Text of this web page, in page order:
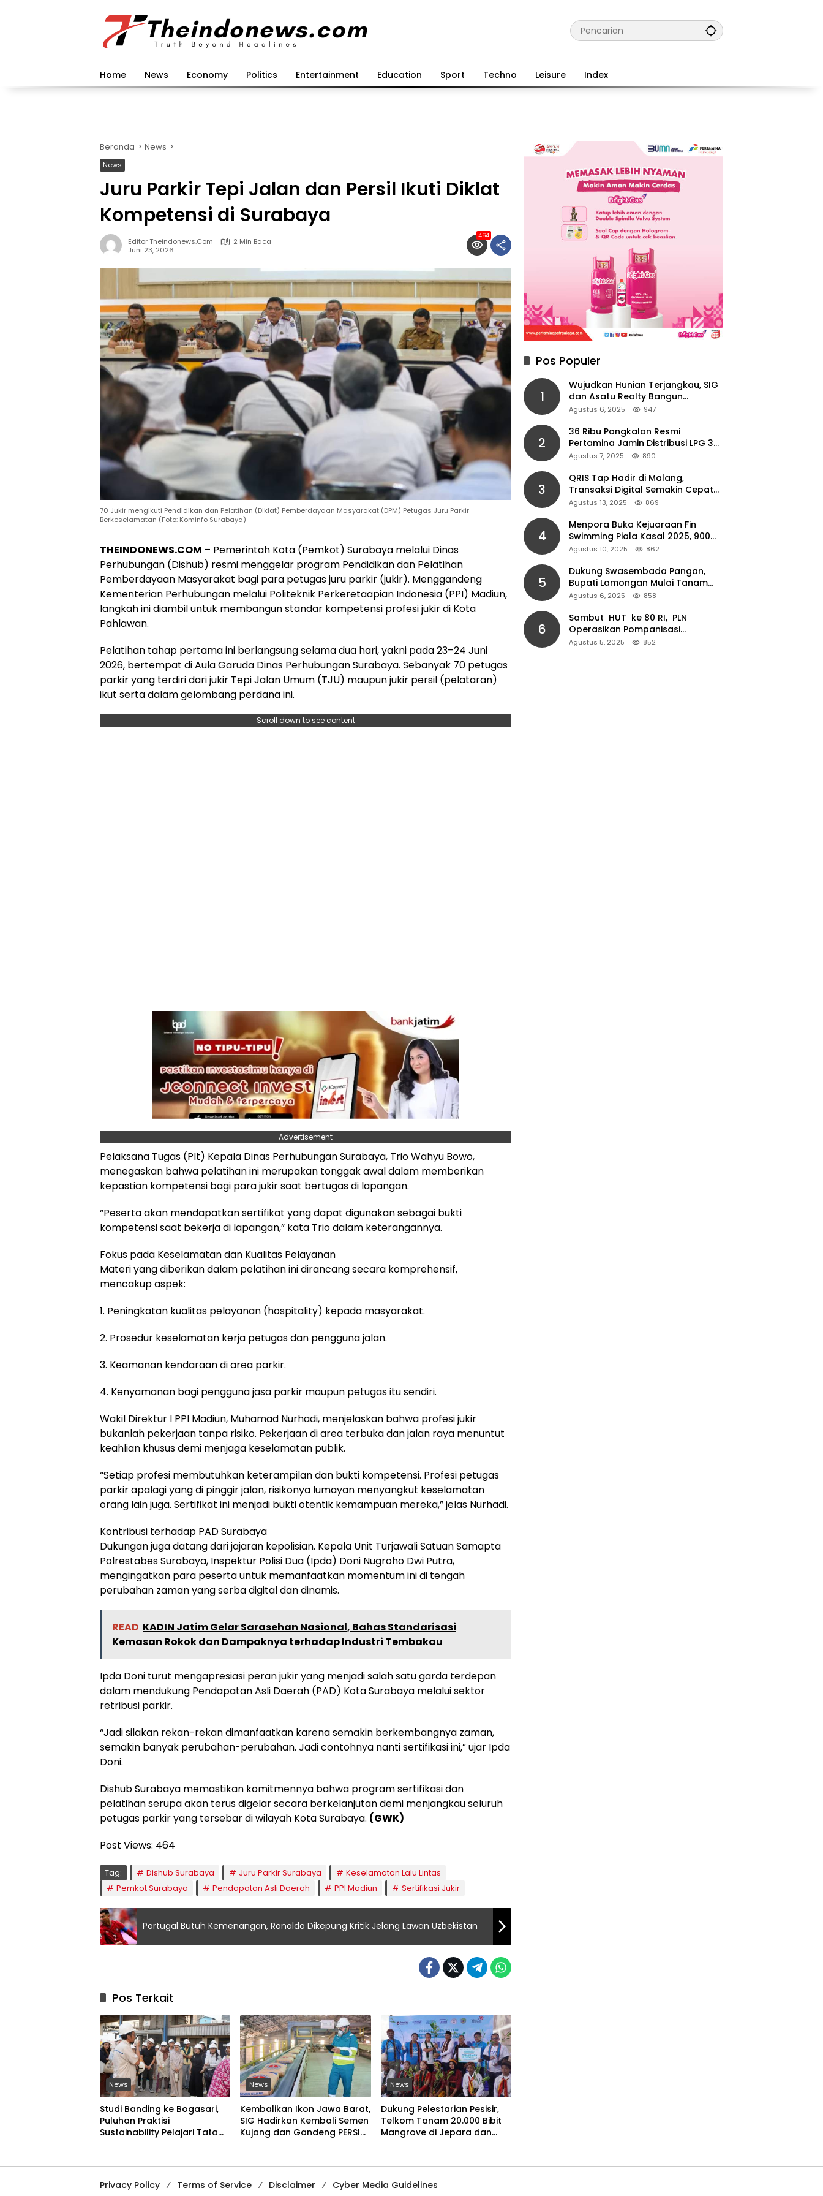
Home News Economy Politics Entertainment Education Sport Techno Leisure Index
Beranda News
News
Juru Parkir Tepi Jalan dan Persil Ikuti Diklat
Kompetensi di Surabaya
Editor Theindonews.com
2 Min Baca
Juni 23, 2026
464
70 Jukir mengikuti Pendidikan dan Pelatihan (Diklat) Pemberdayaan Masyarakat (DPM) Petugas Juru Parkir
Berkeselamatan (Foto: Kominfo Surabaya)
THEINDONEWS.COM – Pemerintah Kota (Pemkot) Surabaya melalui Dinas
Perhubungan (Dishub) resmi menggelar program Pendidikan dan Pelatihan
Pemberdayaan Masyarakat bagi para petugas juru parkir (jukir). Menggandeng
Kementerian Perhubungan melalui Politeknik Perkeretaapian Indonesia (PPI) Madiun,
langkah ini diambil untuk membangun standar kompetensi profesi jukir di Kota
Pahlawan.
Pelatihan tahap pertama ini berlangsung selama dua hari, yakni pada 23–24 Juni
2026, bertempat di Aula Garuda Dinas Perhubungan Surabaya. Sebanyak 70 petugas
parkir yang terdiri dari jukir Tepi Jalan Umum (TJU) maupun jukir persil (pelataran)
ikut serta dalam gelombang perdana ini.
Scroll down to see content
Advertisement
Pelaksana Tugas (Plt) Kepala Dinas Perhubungan Surabaya, Trio Wahyu Bowo,
menegaskan bahwa pelatihan ini merupakan tonggak awal dalam memberikan
kepastian kompetensi bagi para jukir saat bertugas di lapangan.
“Peserta akan mendapatkan sertifikat yang dapat digunakan sebagai bukti
kompetensi saat bekerja di lapangan,” kata Trio dalam keterangannya.
Fokus pada Keselamatan dan Kualitas Pelayanan
Materi yang diberikan dalam pelatihan ini dirancang secara komprehensif,
mencakup aspek:
1. Peningkatan kualitas pelayanan (hospitality) kepada masyarakat.
2. Prosedur keselamatan kerja petugas dan pengguna jalan.
3. Keamanan kendaraan di area parkir.
4. Kenyamanan bagi pengguna jasa parkir maupun petugas itu sendiri.
Wakil Direktur I PPI Madiun, Muhamad Nurhadi, menjelaskan bahwa profesi jukir
bukanlah pekerjaan tanpa risiko. Pekerjaan di area terbuka dan jalan raya menuntut
keahlian khusus demi menjaga keselamatan publik.
“Setiap profesi membutuhkan keterampilan dan bukti kompetensi. Profesi petugas
parkir apalagi yang di pinggir jalan, risikonya lumayan menyangkut keselamatan
orang lain juga. Sertifikat ini menjadi bukti otentik kemampuan mereka,” jelas Nurhadi.
Kontribusi terhadap PAD Surabaya
Dukungan juga datang dari jajaran kepolisian. Kepala Unit Turjawali Satuan Samapta
Polrestabes Surabaya, Inspektur Polisi Dua (Ipda) Doni Nugroho Dwi Putra,
mengingatkan para peserta untuk memanfaatkan momentum ini di tengah
perubahan zaman yang serba digital dan dinamis.
READ KADIN Jatim Gelar Sarasehan Nasional, Bahas Standarisasi
Kemasan Rokok dan Dampaknya terhadap Industri Tembakau
Ipda Doni turut mengapresiasi peran jukir yang menjadi salah satu garda terdepan
dalam mendukung Pendapatan Asli Daerah (PAD) Kota Surabaya melalui sektor
retribusi parkir.
“Jadi silakan rekan-rekan dimanfaatkan karena semakin berkembangnya zaman,
semakin banyak perubahan-perubahan. Jadi contohnya nanti sertifikasi ini,” ujar Ipda
Doni.
Dishub Surabaya memastikan komitmennya bahwa program sertifikasi dan
pelatihan serupa akan terus digelar secara berkelanjutan demi menjangkau seluruh
petugas parkir yang tersebar di wilayah Kota Surabaya. (GWK)
Post Views: 464
Tag: Dishub Surabaya Juru Parkir Surabaya
Keselamatan Lalu Lintas
Pemkot Surabaya
Pendapatan Asli Daerah PPI Madiun Sertifikasi Jukir
Portugal Butuh Kemenangan, Ronaldo Dikepung Kritik Jelang Lawan Uzbekistan
Pos Terkait
News
Studi Banding ke Bogasari,
Puluhan Praktisi
Sustainability Pelajari Tata
News
Kembalikan Ikon Jawa Barat,
SIG Hadirkan Kembali Semen
Kujang dan Gandeng PERSIB
News
Dukung Pelestarian Pesisir,
Telkom Tanam 20.000 Bibit
Mangrove di Jepara dan
Pos Populer
1
Wujudkan Hunian Terjangkau, SIG
dan Asatu Realty Bangun
Perumahan di Cianjur
Agustus 6, 2025 947
2
36 Ribu Pangkalan Resmi
Pertamina Jamin Distribusi LPG 3
Kg Aman di Jawa Timur
Agustus 7, 2025 890
3
QRIS Tap Hadir di Malang,
Transaksi Digital Semakin Cepat
dan Mudah dengan Teknologi NFC
Agustus 13, 2025 869
4
Menpora Buka Kejuaraan Fin
Swimming Piala Kasal 2025, 900
Atlet Ambil Bagian
Agustus 10, 2025 862
5
Dukung Swasembada Pangan,
Bupati Lamongan Mulai Tanam
Padi Musim Ketiga
Agustus 6, 2025 858
6
Sambut HUT ke 80 RI, PLN
Operasikan Pompanisasi
Persawahan dan Akses Air Bersih
Agustus 5, 2025 852
Privacy Policy Terms of Service Disclaimer Cyber Media Guidelines